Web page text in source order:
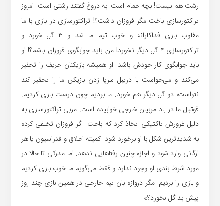
رشت هم نیست! بچه خمام است. به دروغ گفتند رشتی است. امروز
تراکتورسازی باخت مگر فروزان داشت؟! تراکتورسازی در بازی با ما
مغلوب بازی فداکارانه و خوب تیم ما شد و ۳ گل خورد و
تراکتورسازی ۴ گل دیگر نخورد! من باید جوابگوی فروزان باشم؟! او
باید جوابگوی کار خودش باشد. او همیشه بازیکنان حریف را تحقیر
می‌کند و می‌خواست با دریبل سرپا زدن بازیکن ما را تحقیر کند
نتواست، دو گل دیگر هم خورد. ما بردیم چون درست بازی کردیم.
فوتبال ما در باد مربیان خارجی خوابیده است. مربی تراکتورسازی به
دلیل غرورش تاکتیکی اتخاذ کرد که باخت. اگر فروزان تخلفی کرده
به شدیدترین شکل با او برخورد شود. کمیته اخلاق و فدراسیون یا هر
ارگانی وارد شود و اجازه چنین رفتاهایی ندهد. اما مدرکی تا حالا در
مورد شرط بندی او وجود ندارد و فقط می‌گویم ما خوب بازی کردیم
و بازی را بردیم. مگر دروازه بان تیم خارجی در همین بازی چند روز
پیش بد گل نخورد؟»